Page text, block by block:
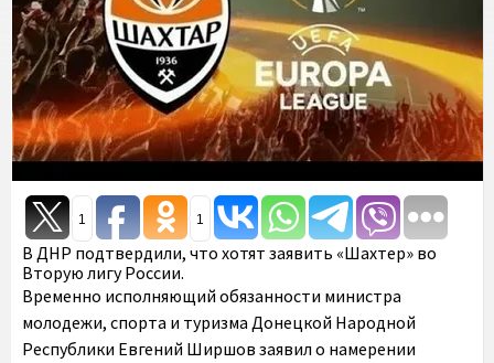
1 1
В ДНР подтвердили, что хотят заявить «Шахтер» во
Вторую лигу России.
Временно исполняющий обязанности министра
молодежи, спорта и туризма Донецкой Народной
Республики Евгений Ширшов заявил о намерении